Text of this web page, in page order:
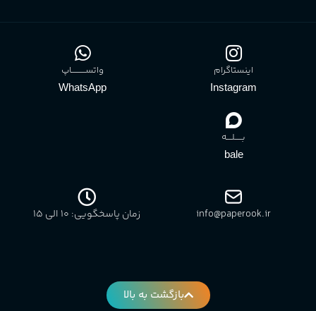
اینستاگرام
Instagram
واتســــــــــاپ
WhatsApp
بـــــلــــه
bale
info@paperook.ir زمان پاسخگویی: 10 الی ۱5
بازگشت به بالا